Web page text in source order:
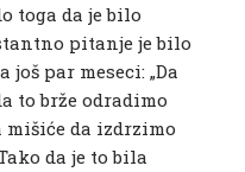
toga da je bilo
pitanje je bilo
par meseci: „Da
to brže odradimo
da izdrzimo
da je to bila